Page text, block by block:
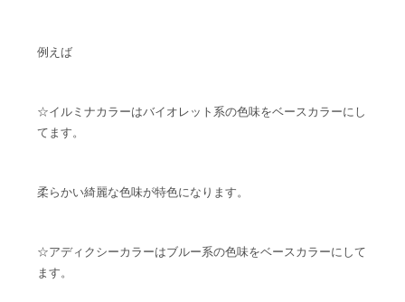
例えば
☆イルミナカラーはバイオレット系の色味をベースカラーにし
てます。
柔らかい綺麗な色味が特色になります。
☆アディクシーカラーはブルー系の色味をベースカラーにして
ます。